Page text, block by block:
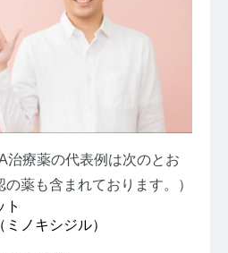
治療薬の代表例は次のとお
薬も含まれております。）
ト
ノキシジル）